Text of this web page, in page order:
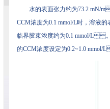
水的表面张力约为73.2 mN/
CCM浓度为0.1 mmol/L时，溶液
临界胶束浓度约为0.1 mmol/L。
的CCM浓度设定为0.2~1.0